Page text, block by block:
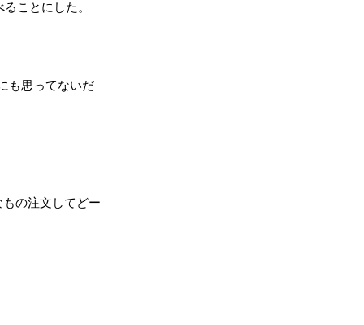
ことにした。
も思ってないだ
の注文してどー